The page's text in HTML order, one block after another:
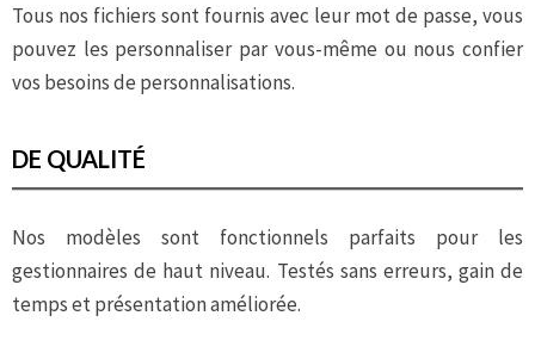
Tous nos fichiers sont fournis avec leur mot de passe, vous
pouvez les personnaliser par vous-même ou nous confier
vos besoins de personnalisations.
DE QUALITÉ
Nos modèles sont fonctionnels parfaits pour les
gestionnaires de haut niveau. Testés sans erreurs, gain de
temps et présentation améliorée.